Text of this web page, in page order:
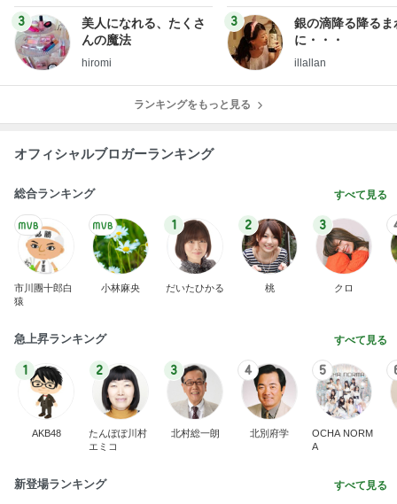
3
美人になれる、たくさ
んの魔法
hiromi
3
銀の滴降る降るま
に・・・
illallan
ランキングをもっと見る
オフィシャルブロガーランキング
総合ランキング すべて見る
市川團十郎白
猿
小林麻央
1
だいたひかる
2
桃
3
クロ
急上昇ランキング すべて見る
1
AKB48
2
たんぽぽ川村
エミコ
3
北村総一朗
4
北別府学
5
OCHA NORM
A
新登場ランキング すべて見る